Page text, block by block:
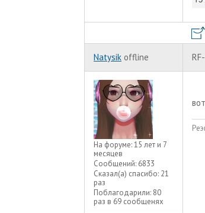
Natysik offline
На форуме:15 лет и 7
месяцев
Сообщений: 6833
Сказал(а) спасибо: 21
раз
Поблагодарили: 80
раз в 69 сообщенях